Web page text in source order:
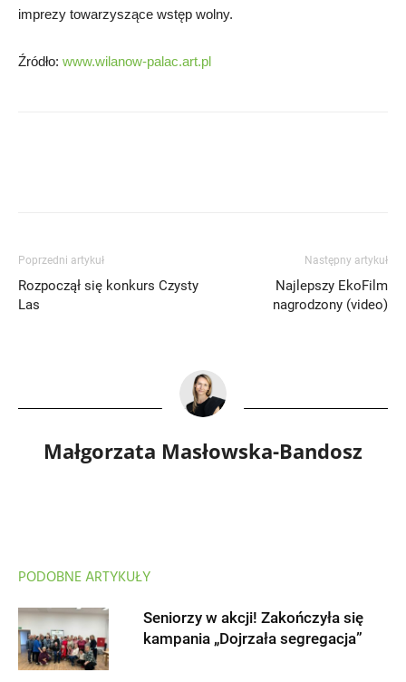
imprezy towarzyszące wstęp wolny.
Źródło: www.wilanow-palac.art.pl
Poprzedni artykuł
Rozpoczął się konkurs Czysty
Las
Następny artykuł
Najlepszy EkoFilm
nagrodzony (video)
Małgorzata Masłowska-Bandosz
PODOBNE ARTYKUŁY
Seniorzy w akcji! Zakończyła się
kampania „Dojrzała segregacja”